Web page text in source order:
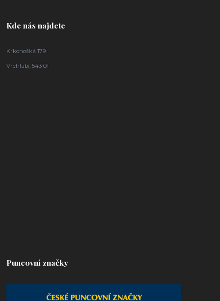
Kde nás najdete
Krkonošká 179
Vrchlabí, 543 01
Puncovní značky